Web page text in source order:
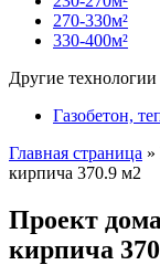
270-330м²
330-400м²
Другие технологии
Газобетон,
Главная страница »
кирпича 370.9 м2
Проект
кирпича